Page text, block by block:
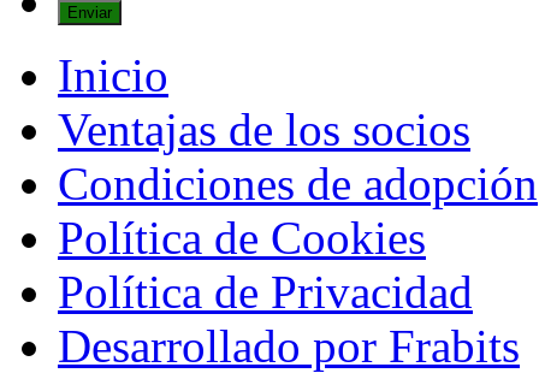
Inicio
Ventajas de los socios
Condiciones de adopción
Política de Cookies
Política de Privacidad
Desarrollado por Frabits